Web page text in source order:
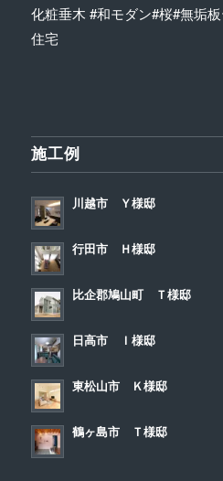
化粧垂木 #和モダン#桜#無垢
住宅
施工例
川越市 Ｙ様邸
行田市 Ｈ様邸
比企郡鳩山町 Ｔ様邸
日高市 Ｉ様邸
東松山市 Ｋ様邸
鶴ヶ島市 Ｔ様邸